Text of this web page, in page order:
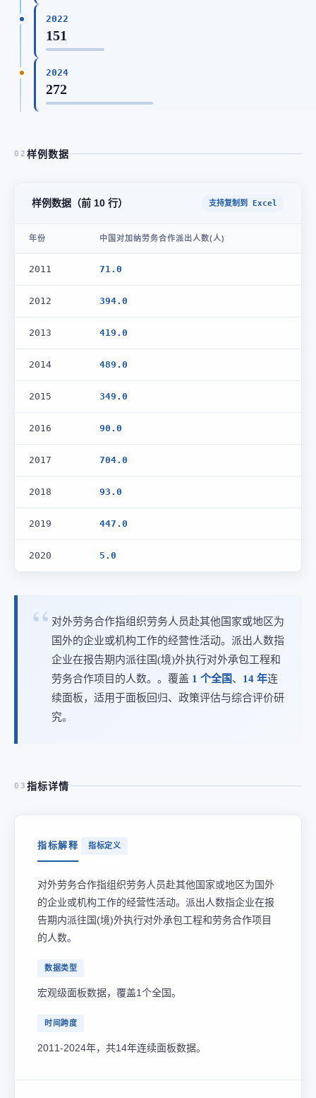
2022
151
2024
272
02 样例数据
样例数据（前 10 行） 支持复制到 Excel
年份 中国对加纳劳务合作派出人数(人)
2011 71.0
2012 394.0
2013 419.0
2014 489.0
2015 349.0
2016 90.0
2017 704.0
2018 93.0
2019 447.0
2020 5.0
对外劳务合作指组织劳务人员赴其他国家或地区为
国外的企业或机构工作的经营性活动。派出人数指
企业在报告期内派往国(境)外执行对外承包工程和
劳务合作项目的人数。。覆盖 1 个全国、 14 年连
续面板，适用于面板回归、政策评估与综合评价研
究。
03 指标详情
指标解释 指标定义
对外劳务合作指组织劳务人员赴其他国家或地区为国外
的企业或机构工作的经营性活动。派出人数指企业在报
告期内派往国(境)外执行对外承包工程和劳务合作项目
的人数。
数据类型
宏观级面板数据，覆盖1个全国。
时间跨度
2011-2024年，共14年连续面板数据。